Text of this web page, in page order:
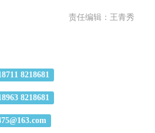
责任编辑：王青秀
8218681
8218681